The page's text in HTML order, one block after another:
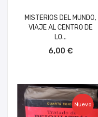
MISTERIOS DEL MUNDO,
VIAJE AL CENTRO DE
LO...
6,00 €
Nuevo